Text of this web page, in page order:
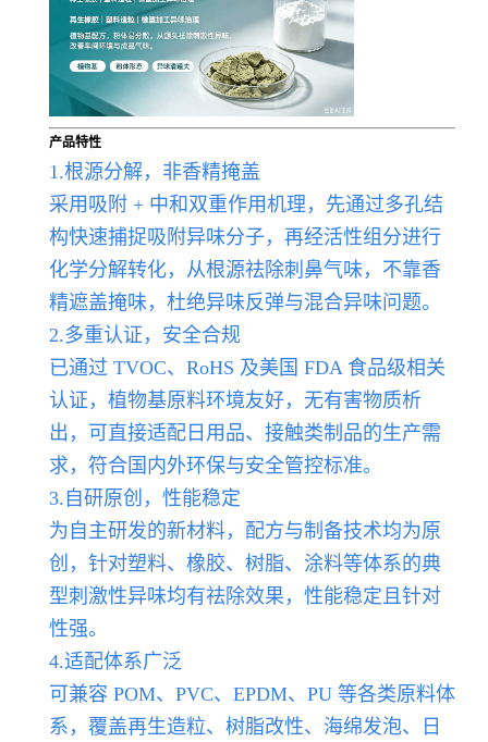
产品特性
1.根源分解，非香精掩盖
采用吸附 + 中和双重作用机理，先通过多孔结
构快速捕捉吸附异味分子，再经活性组分进行
化学分解转化，从根源祛除刺鼻气味，不靠香
精遮盖掩味，杜绝异味反弹与混合异味问题。
2.多重认证，安全合规
已通过 TVOC、RoHS 及美国 FDA 食品级相关
认证，植物基原料环境友好，无有害物质析
出，可直接适配日用品、接触类制品的生产需
求，符合国内外环保与安全管控标准。
3.自研原创，性能稳定
为自主研发的新材料，配方与制备技术均为原
创，针对塑料、橡胶、树脂、涂料等体系的典
型刺激性异味均有祛除效果，性能稳定且针对
性强。
4.适配体系广泛
可兼容 POM、PVC、EPDM、PU 等各类原料体
系，覆盖再生造粒、树脂改性、海绵发泡、日